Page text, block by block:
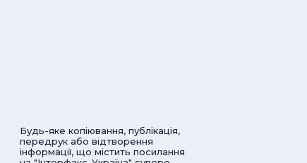
Будь-яке копіювання, публікація,
передрук або відтворення
інформації, що містить посилання